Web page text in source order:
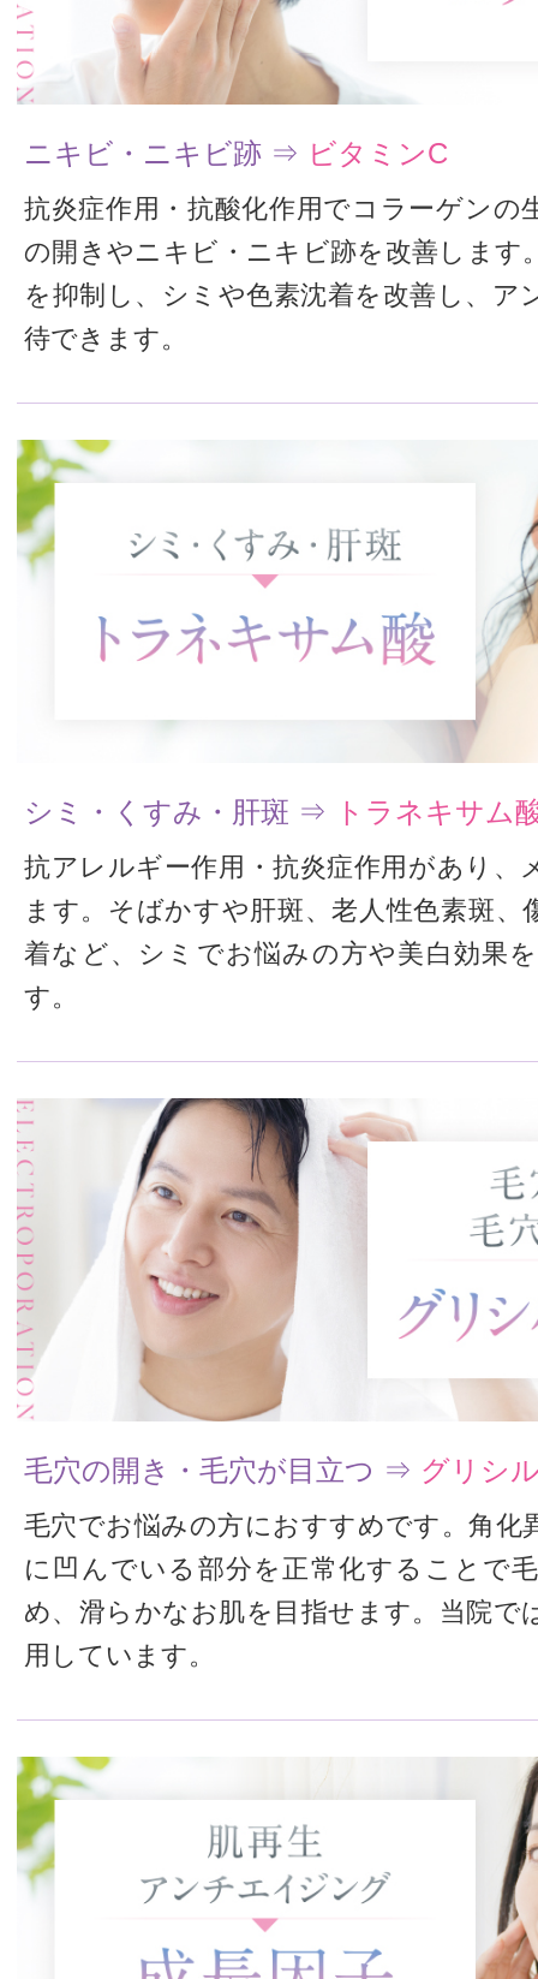
ニキビ・ニキビ跡 ⇒ ビタミンC
抗炎症作用・抗酸化作用でコラーゲンの
の開きやニキビ・ニキビ跡を改善します
を抑制し、シミや色素沈着を改善し、ア
待できます。
シミ・くすみ・肝斑 ⇒ トラネキサム
抗アレルギー作用・抗炎症作用があり、
ます。そばかすや肝斑、老人性色素斑、
着など、シミでお悩みの方や美白効果
す。
毛穴の開き・毛穴が目立つ ⇒ グリシ
毛穴でお悩みの方におすすめです。角化
に凹んでいる部分を正常化することで
め、滑らかなお肌を目指せます。当院で
用しています。